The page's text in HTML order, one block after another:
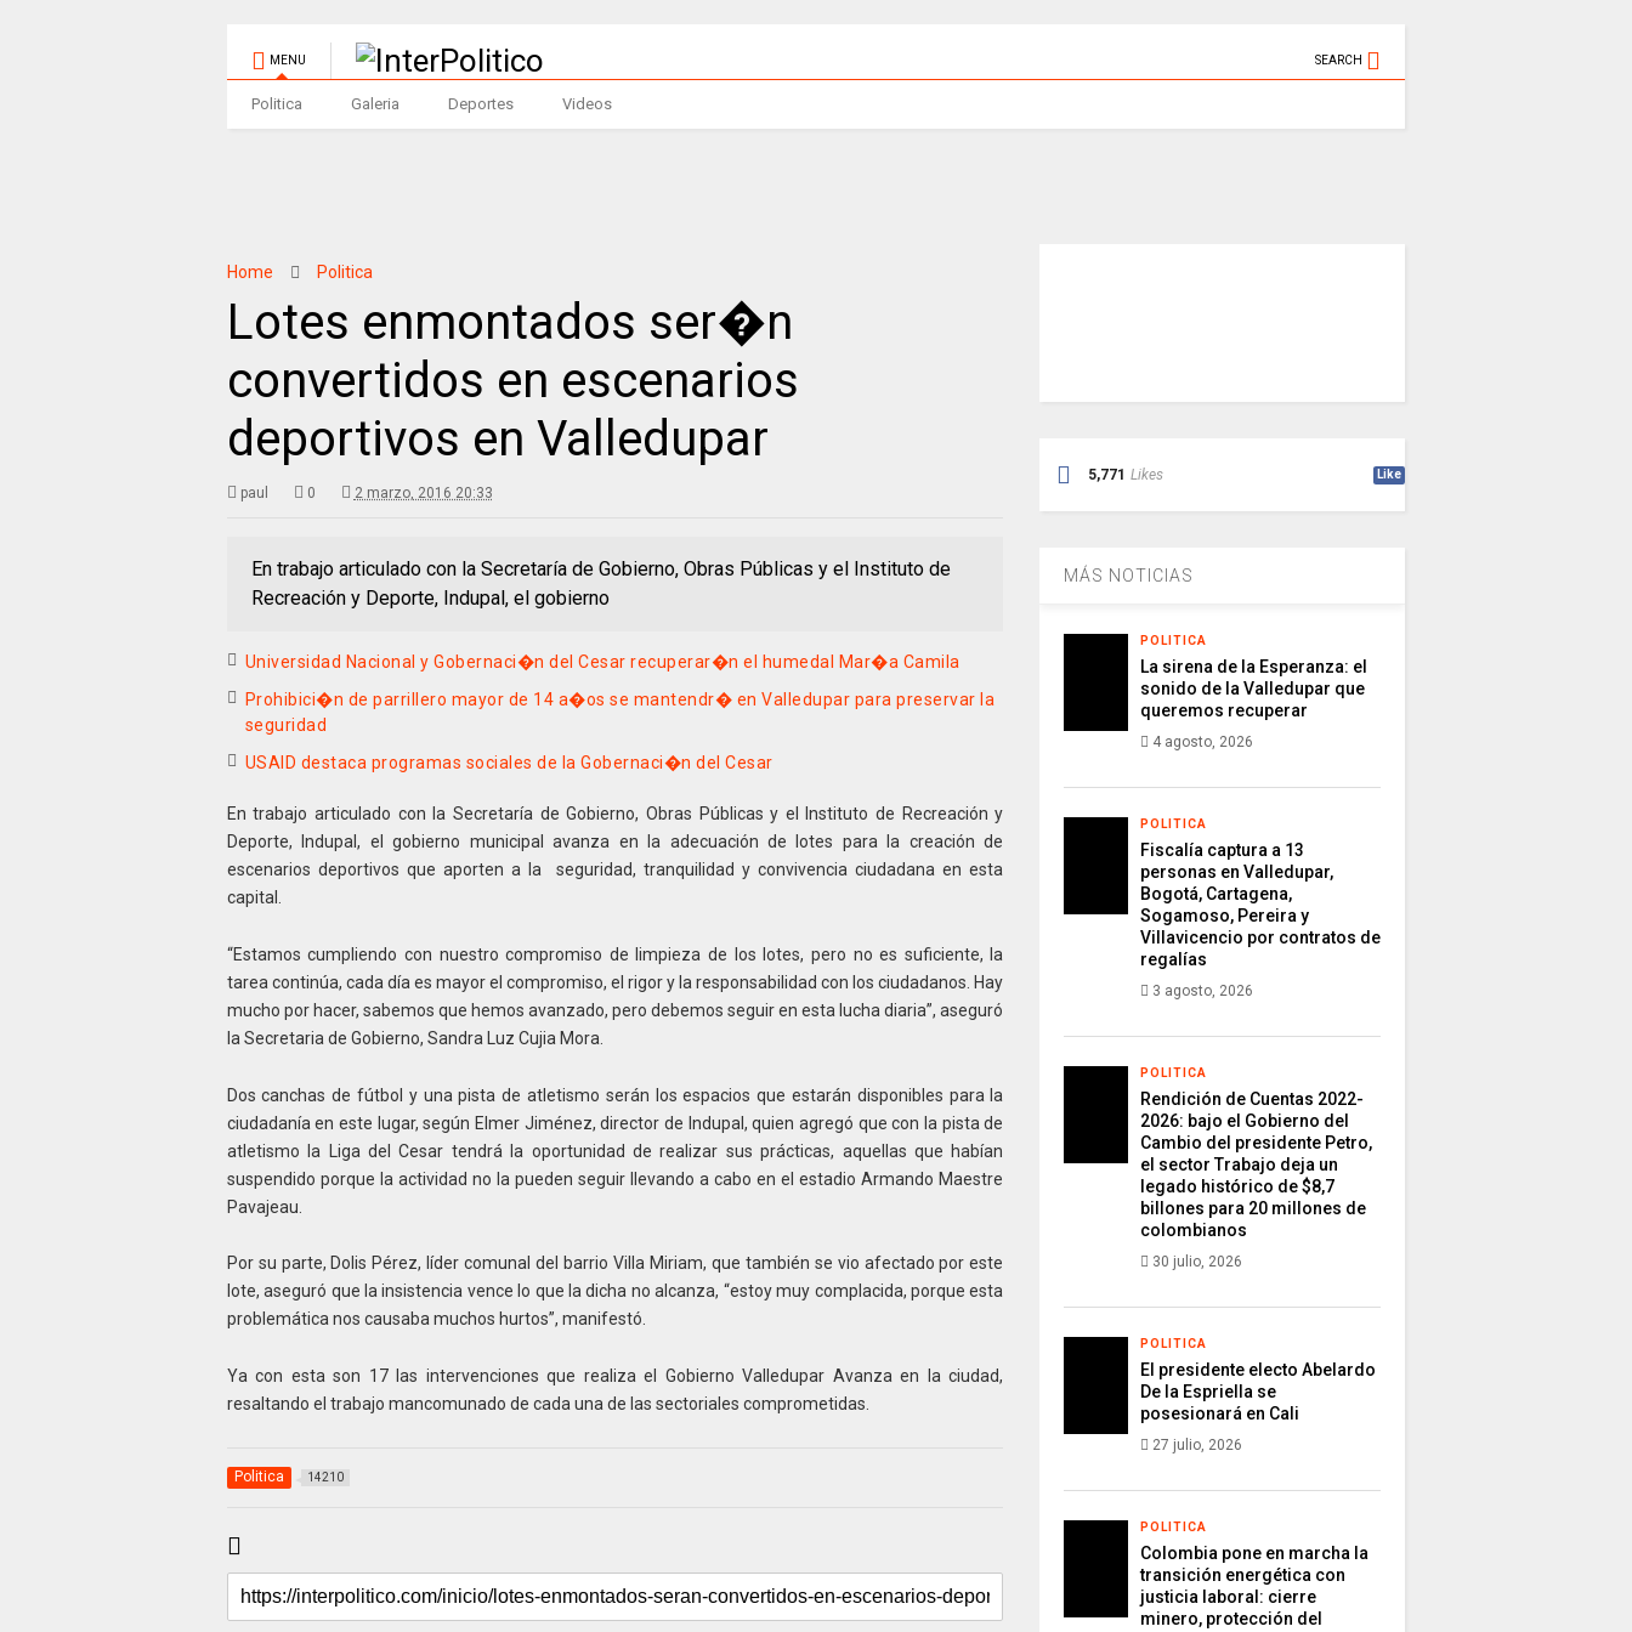
MENU SEARCH
Politica Galeria Deportes Videos
Home Politica
Lotes enmontados ser�n
convertidos en escenarios
deportivos en Valledupar
paul 0 2 marzo, 2016 20:33
En trabajo articulado con la Secretaría de Gobierno, Obras Públicas y el Instituto de
Recreación y Deporte, Indupal, el gobierno
Universidad Nacional y Gobernaci�n del Cesar recuperar�n el humedal Mar�a Camila
Prohibici�n de parrillero mayor de 14 a�os se mantendr� en Valledupar para preservar la
seguridad
USAID destaca programas sociales de la Gobernaci�n del Cesar
En trabajo articulado con la Secretaría de Gobierno, Obras Públicas y el Instituto de Recreación y
Deporte, Indupal, el gobierno municipal avanza en la adecuación de lotes para la creación de
escenarios deportivos que aporten a la seguridad, tranquilidad y convivencia ciudadana en esta
capital.
“Estamos cumpliendo con nuestro compromiso de limpieza de los lotes, pero no es suficiente, la
tarea continúa, cada día es mayor el compromiso, el rigor y la responsabilidad con los ciudadanos. Hay
mucho por hacer, sabemos que hemos avanzado, pero debemos seguir en esta lucha diaria”, aseguró
la Secretaria de Gobierno, Sandra Luz Cujia Mora.
Dos canchas de fútbol y una pista de atletismo serán los espacios que estarán disponibles para la
ciudadanía en este lugar, según Elmer Jiménez, director de Indupal, quien agregó que con la pista de
atletismo la Liga del Cesar tendrá la oportunidad de realizar sus prácticas, aquellas que habían
suspendido porque la actividad no la pueden seguir llevando a cabo en el estadio Armando Maestre
Pavajeau.
Por su parte, Dolis Pérez, líder comunal del barrio Villa Miriam, que también se vio afectado por este
lote, aseguró que la insistencia vence lo que la dicha no alcanza, “estoy muy complacida, porque esta
problemática nos causaba muchos hurtos”, manifestó.
Ya con esta son 17 las intervenciones que realiza el Gobierno Valledupar Avanza en la ciudad,
resaltando el trabajo mancomunado de cada una de las sectoriales comprometidas.
Politica 14210
5,771 Likes Like
MÁS NOTICIAS
POLITICA
La sirena de la Esperanza: el
sonido de la Valledupar que
queremos recuperar
4 agosto, 2026
POLITICA
Fiscalía captura a 13
personas en Valledupar,
Bogotá, Cartagena,
Sogamoso, Pereira y
Villavicencio por contratos de
regalías
3 agosto, 2026
POLITICA
Rendición de Cuentas 2022-
2026: bajo el Gobierno del
Cambio del presidente Petro,
el sector Trabajo deja un
legado histórico de $8,7
billones para 20 millones de
colombianos
30 julio, 2026
POLITICA
El presidente electo Abelardo
De la Espriella se
posesionará en Cali
27 julio, 2026
POLITICA
Colombia pone en marcha la
transición energética con
justicia laboral: cierre
minero, protección del